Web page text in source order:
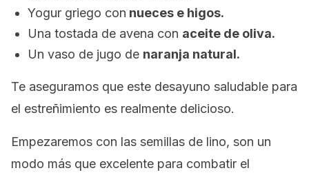
Yogur griego con nueces e higos.
Una tostada de avena con aceite de oliva.
Un vaso de jugo de naranja natural.
Te aseguramos que este desayuno saludable para
el estreñimiento es realmente delicioso.
Empezaremos con las semillas de lino, son un
modo más que excelente para combatir el